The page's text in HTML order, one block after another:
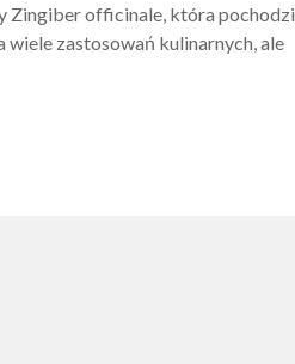
Zingiber officinale, która pochodzi
zastosowań kulinarnych, ale